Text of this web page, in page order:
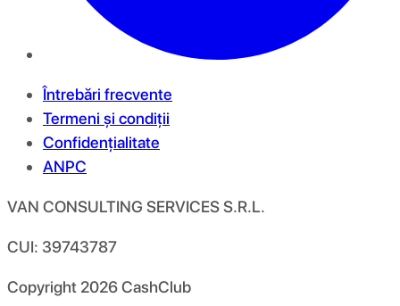
Întrebări frecvente
Termeni și condiții
Confidențialitate
ANPC
VAN CONSULTING SERVICES S.R.L.
CUI: 39743787
Copyright 2026CashClub